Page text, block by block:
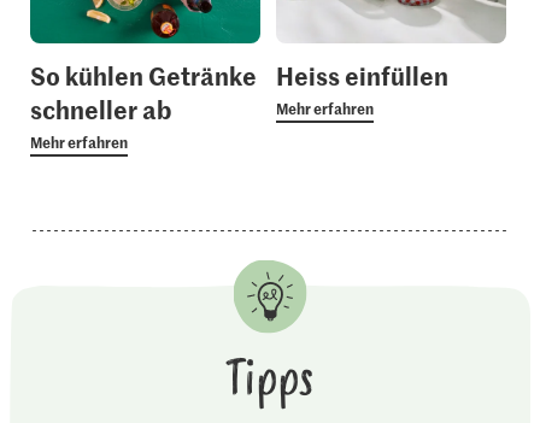
So kühlen Getränke
schneller ab
Mehr erfahren
Heiss einfüllen
Mehr erfahren
Tipps